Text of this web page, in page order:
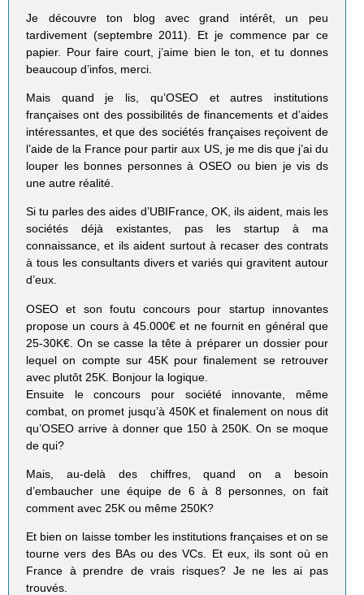
Je découvre ton blog avec grand intérêt, un peu
tardivement (septembre 2011). Et je commence par ce
papier. Pour faire court, j’aime bien le ton, et tu donnes
beaucoup d’infos, merci.
Mais quand je lis, qu’OSEO et autres institutions
françaises ont des possibilités de financements et d’aides
intéressantes, et que des sociétés françaises reçoivent de
l’aide de la France pour partir aux US, je me dis que j’ai du
louper les bonnes personnes à OSEO ou bien je vis ds
une autre réalité.
Si tu parles des aides d’UBIFrance, OK, ils aident, mais les
sociétés déjà existantes, pas les startup à ma
connaissance, et ils aident surtout à recaser des contrats
à tous les consultants divers et variés qui gravitent autour
d’eux.
OSEO et son foutu concours pour startup innovantes
propose un cours à 45.000€ et ne fournit en général que
25-30K€. On se casse la tête à préparer un dossier pour
lequel on compte sur 45K pour finalement se retrouver
avec plutôt 25K. Bonjour la logique.
Ensuite le concours pour société innovante, même
combat, on promet jusqu’à 450K et finalement on nous dit
qu’OSEO arrive à donner que 150 à 250K. On se moque
de qui?
Mais, au-delà des chiffres, quand on a besoin
d’embaucher une équipe de 6 à 8 personnes, on fait
comment avec 25K ou même 250K?
Et bien on laisse tomber les institutions françaises et on se
tourne vers des BAs ou des VCs. Et eux, ils sont où en
France à prendre de vrais risques? Je ne les ai pas
trouvés.